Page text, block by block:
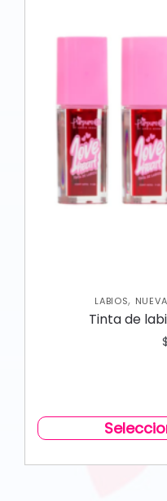
LABIOS,
Tinta de
$